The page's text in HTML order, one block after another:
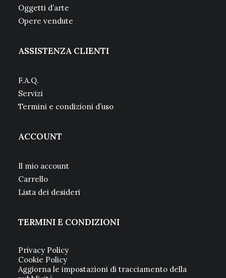
Oggetti d’arte
Opere vendute
ASSISTENZA CLIENTI
F.A.Q.
Servizi
Termini e condizioni d’uso
ACCOUNT
Il mio account
Carrello
Lista dei desideri
TERMINI E CONDIZIONI
Privacy Policy
Cookie Policy
Aggiorna le impostazioni di tracciamento della